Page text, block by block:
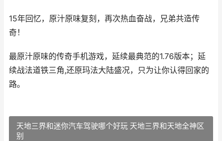
15年回忆，原汁原味复刻，再次热血奋战，兄弟共造传
奇！
最原汁原味的传奇手机游戏，延续最典范的1.76版本；延
续战法道铁三角,还原玛法大陆盛况，只为让你认得回家的
路。
天地三界和迷你汽车驾驶哪个好玩 天地三界和天地全神区
别